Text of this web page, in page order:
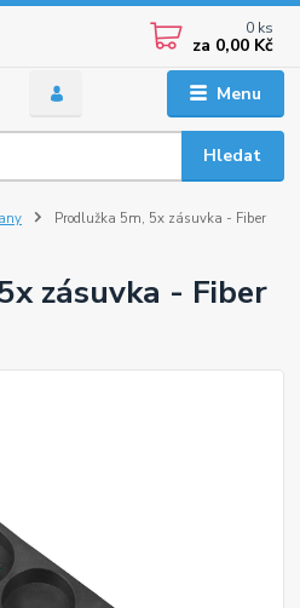
Menu
Hledat
0 ks
za 0,00 Kč
Prodlužka 5m, 5x zásuvka - Fiber
zásuvka - Fiber